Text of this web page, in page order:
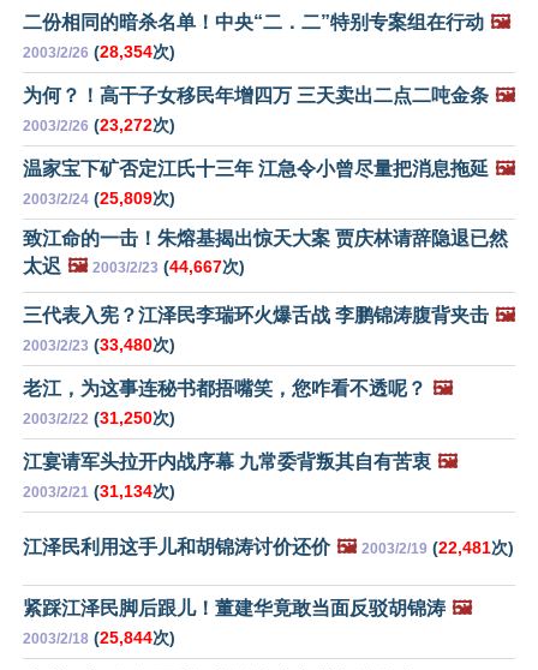
二份相同的暗杀名单！中央“二．二”特别专案组在行动 🖼️
2003/2/26 (28,354次)
为何？！高干子女移民年增四万 三天卖出二点二吨金条 🖼️
2003/2/26 (23,272次)
温家宝下矿否定江氏十三年 江急令小曾尽量把消息拖延 🖼️
2003/2/24 (25,809次)
致江命的一击！朱熔基揭出惊天大案 贾庆林请辞隐退已然
太迟 🖼️ 2003/2/23 (44,667次)
三代表入宪？江泽民李瑞环火爆舌战 李鹏锦涛腹背夹击 🖼️
2003/2/23 (33,480次)
老江，为这事连秘书都捂嘴笑，您咋看不透呢？ 🖼️
2003/2/22 (31,250次)
江宴请军头拉开内战序幕 九常委背叛其自有苦衷 🖼️
2003/2/21 (31,134次)
江泽民利用这手儿和胡锦涛讨价还价 🖼️ 2003/2/19 (22,481次)
紧踩江泽民脚后跟儿！董建华竟敢当面反驳胡锦涛 🖼️
2003/2/18 (25,844次)